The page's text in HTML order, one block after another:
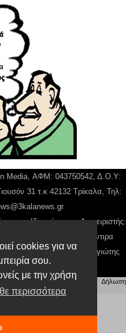
cookies για να
σου.
με την χρήση
περισσότερα
Media, ΑΦΜ: 043750542, Δ.Ο.Υ:
31 τ.κ 42132 Τρίκαλα, Τηλ:
Ιδιοκτήτης και Διαχειριστής:
Βασιλική, Διευθύντιρα
domain name Παναγιώτης
Δεδομένων |Όροι χρήσης
Δήλωση